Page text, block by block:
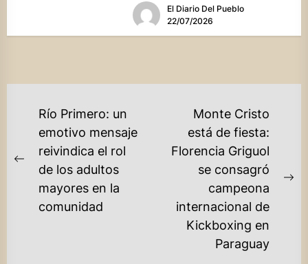
alza debido a...El Diario Del Pueblo
22/07/2026
NAVEGACIÓN
ENTRADAS
Previous
post:
Río Primero: un
emotivo mensaje
reivindica el rol
de los adultos
mayores en la
comunidad
Monte Cristo
está de fiesta:
Florencia Griguol
se consagró
campeona
internacional de
Kickboxing en
Paraguay